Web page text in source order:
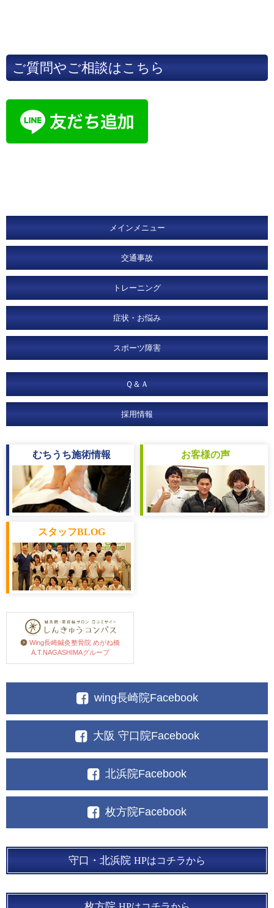
ご質問やご相談はこちら
メインメニュー
交通事故
トレーニング
症状・お悩み
スポーツ障害
Ｑ＆Ａ
採用情報
むちうち施術情報 お客様の声
スタッフBLOG
Wing長崎鍼灸整骨院 めがね橋
A.T.NAGASHIMAグループ
wing長崎院Facebook
大阪 守口院Facebook
北浜院Facebook
枚方院Facebook
守口・北浜院 HPはコチラから